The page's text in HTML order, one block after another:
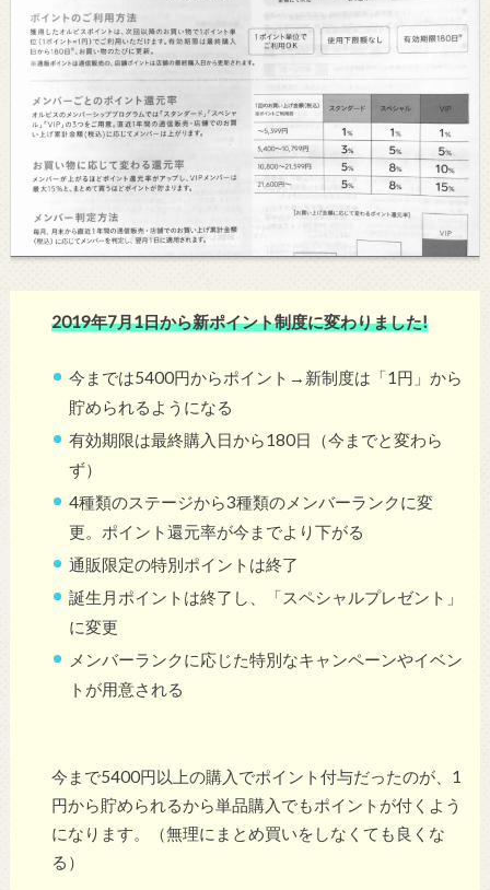
2019年7月1日から新ポイント制度に変わりました!
今までは5400円からポイント→新制度は「1円」から
貯められるようになる
有効期限は最終購入日から180日（今までと変わら
ず）
4種類のステージから3種類のメンバーランクに変
更。ポイント還元率が今までより下がる
通販限定の特別ポイントは終了
誕生月ポイントは終了し、「スペシャルプレゼント」
に変更
メンバーランクに応じた特別なキャンペーンやイベン
トが用意される
今まで5400円以上の購入でポイント付与だったのが、1
円から貯められるから単品購入でもポイントが付くよう
になります。（無理にまとめ買いをしなくても良くな
る）